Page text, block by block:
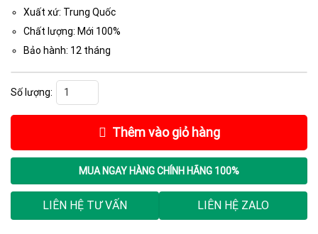
Xuất xứ: Trung Quốc
Chất lượng: Mới 100%
Bảo hành: 12 tháng
Servo Senlan, KMT60-40B30E□-BOK, Servo Motor số lượng
Thêm vào giỏ hàng
MUA NGAY HÀNG CHÍNH HÃNG 100%
LIÊN HỆ TƯ VẤN LIÊN HỆ ZALO